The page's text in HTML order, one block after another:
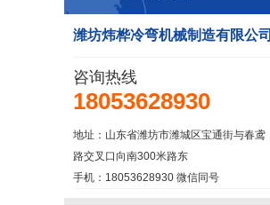
潍坊炜桦冷弯机械制造有限公司
咨询热线
18053628930
地址：山东省潍坊市潍城区宝通街与春鸢
路交叉口向南300米路东
手机：18053628930 微信同号